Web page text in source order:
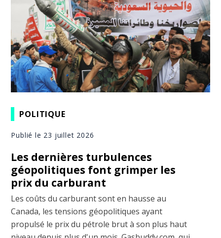
POLITIQUE
Publié le 23 juillet 2026
Les dernières turbulences
géopolitiques font grimper les
prix du carburant
Les coûts du carburant sont en hausse au
Canada, les tensions géopolitiques ayant
propulsé le prix du pétrole brut à son plus haut